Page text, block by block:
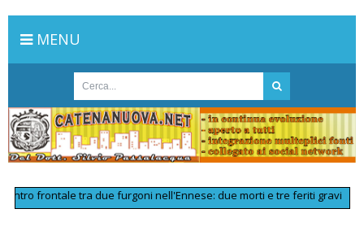
MENU
frontale tra due furgoni nell'Ennese: due morti e tre feriti gravi >>